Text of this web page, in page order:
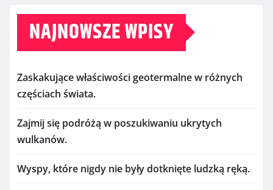
NAJNOWSZE WPISY
Zaskakujące właściwości geotermalne w różnych
częściach świata.
Zajmij się podróżą w poszukiwaniu ukrytych
wulkanów.
Wyspy, które nigdy nie były dotknięte ludzką ręką.